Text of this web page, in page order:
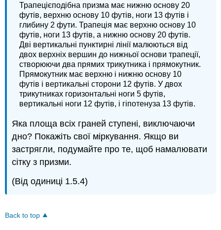
Трапецієподібна призма має нижню основу 20
футів, верхню основу 10 футів, ноги 13 футів і
глибину 2 фути. Трапеція має верхню основу 10
футів, ноги 13 футів, а нижню основу 20 футів.
Дві вертикальні пунктирні лінії малюються від
двох верхніх вершин до нижньої основи трапеції,
створюючи два прямих трикутника і прямокутник.
Прямокутник має верхню і нижню основу 10
футів і вертикальні сторони 12 футів. У двох
трикутниках горизонтальні ноги 5 футів,
вертикальні ноги 12 футів, і гіпотенуза 13 футів.
Яка площа всіх граней ступені, виключаючи
дно? Покажіть свої міркування. Якщо ви
застрягли, подумайте про те, щоб намалювати
сітку з призми.
(Від одиниці 1.5.4)
Back to top